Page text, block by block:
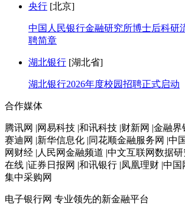
央行 [北京]
中国人民银行金融研究所博士后科研
聘简章
湖北银行 [湖北省]
湖北银行2026年度校园招聘正式启动
合作媒体
腾讯网 |网易科技 |和讯科技 |财新网 |金融界
赛迪网 |新华信息化 |同花顺金融服务网 |中
网财经 |人民网金融频道 |中文互联网数据
在线 |证券日报网 |和讯银行 |凤凰理财 |中
集中采购网
电子银行网 专业领先的新金融平台